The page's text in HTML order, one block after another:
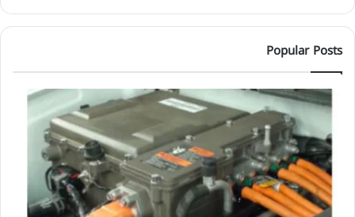
Popular Posts